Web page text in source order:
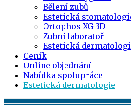
Bělení zubů
Estetická
Ortophos XG 3D
Zubní laboratoř
Estetická
Ceník
Online objednání
Nabídka spolupráce
Estetická dermatologie